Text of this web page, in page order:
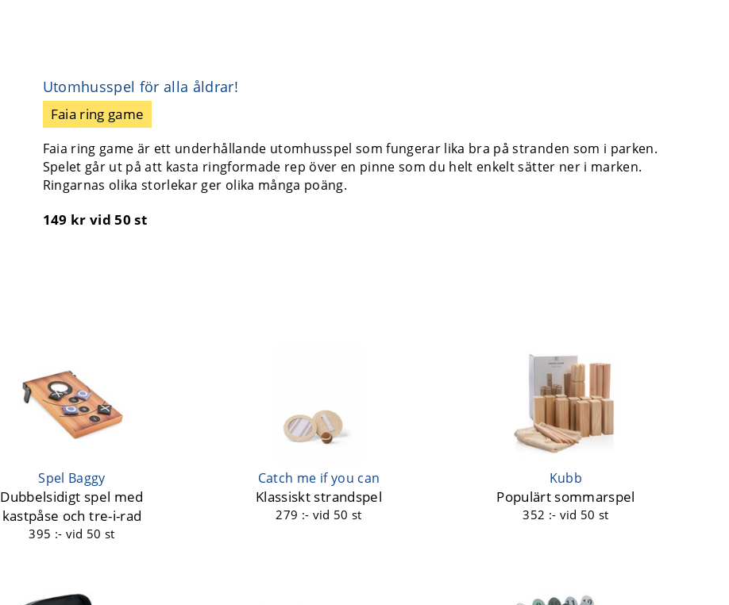
Utomhusspel för alla åldrar!
Faia ring game
Faia ring game är ett underhållande utomhusspel som fungerar lika bra på stranden som i parken.
Spelet går ut på att kasta ringformade rep över en pinne som du helt enkelt sätter ner i marken.
Ringarnas olika storlekar ger olika många poäng.
149 krvid 50 st
Spel Baggy
Dubbelsidigt spel med
kastpåse och tre-i-rad
395 :- vid 50 st
Catch me if you can
Klassiskt strandspel
279 :- vid 50 st
Kubb
Populärt sommarspel
352 :- vid 50 st